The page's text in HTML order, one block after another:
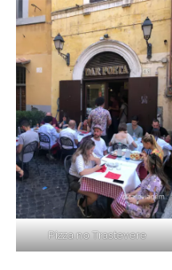
Pizza no Trastevere